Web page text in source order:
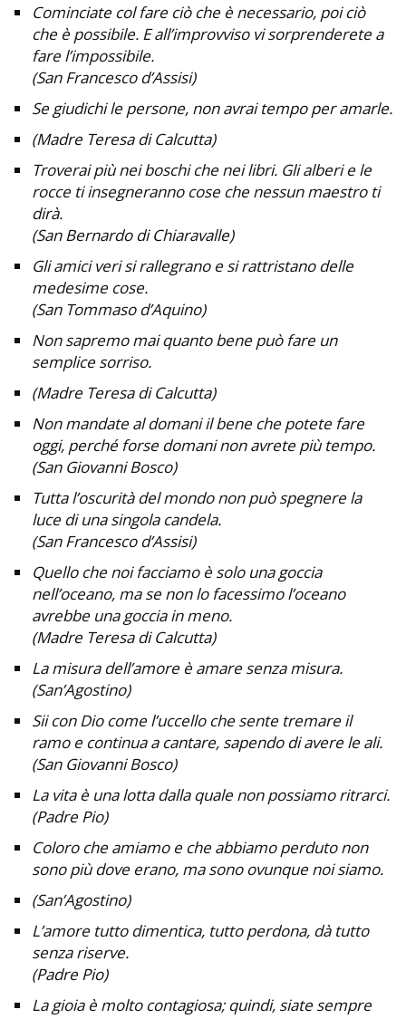
Cominciate col fare ciò che è necessario, poi ciò
che è possibile. E all’improvviso vi sorprenderete a
fare l’impossibile.
(San Francesco d’Assisi)
Se giudichi le persone, non avrai tempo per amarle.
(Madre Teresa di Calcutta)
Troverai più nei boschi che nei libri. Gli alberi e le
rocce ti insegneranno cose che nessun maestro ti
dirà.
(San Bernardo di Chiaravalle)
Gli amici veri si rallegrano e si rattristano delle
medesime cose.
(San Tommaso d’Aquino)
Non sapremo mai quanto bene può fare un
semplice sorriso.
(Madre Teresa di Calcutta)
Non mandate al domani il bene che potete fare
oggi, perché forse domani non avrete più tempo.
(San Giovanni Bosco)
Tutta l’oscurità del mondo non può spegnere la
luce di una singola candela.
(San Francesco d’Assisi)
Quello che noi facciamo è solo una goccia
nell’oceano, ma se non lo facessimo l’oceano
avrebbe una goccia in meno.
(Madre Teresa di Calcutta)
La misura dell’amore è amare senza misura.
(San’Agostino)
Sii con Dio come l’uccello che sente tremare il
ramo e continua a cantare, sapendo di avere le ali.
(San Giovanni Bosco)
La vita è una lotta dalla quale non possiamo ritrarci.
(Padre Pio)
Coloro che amiamo e che abbiamo perduto non
sono più dove erano, ma sono ovunque noi siamo.
(San’Agostino)
L’amore tutto dimentica, tutto perdona, dà tutto
senza riserve.
(Padre Pio)
La gioia è molto contagiosa; quindi, siate sempre